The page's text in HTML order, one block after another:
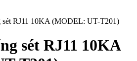
sét RJ11 10KA (MODEL: UT-T201)
sét RJ11 10KA